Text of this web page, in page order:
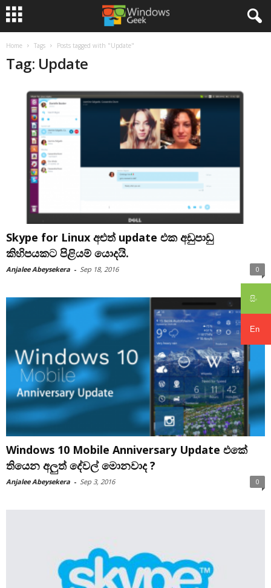
සිං
En
Home Tags Posts tagged with "Update"
Tag: Update
Skype for Linux අළුත් update එක අඩුපාඩු
කිහිපයකට පිළියම් යොදයි.
Anjalee Abeysekera - Sep 18, 2016 0
Windows 10 Mobile Anniversary Update එකේ
තියෙන අලුත් දේවල් මොනවාද ?
Anjalee Abeysekera - Sep 3, 2016 0